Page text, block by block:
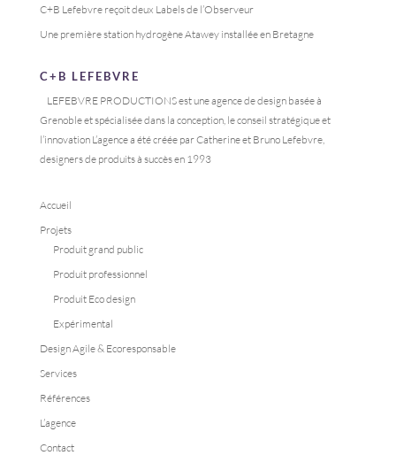
C+B Lefebvre reçoit deux Labels de l’Observeur
Une première station hydrogène Atawey installée en Bretagne
C+B LEFEBVRE
LEFEBVRE PRODUCTIONS est une agence de design basée à
Grenoble et spécialisée dans la conception, le conseil stratégique et
l’innovation L’agence a été créée par Catherine et Bruno Lefebvre,
designers de produits à succès en 1993
Accueil
Projets
Produit grand public
Produit professionnel
Produit Eco design
Expérimental
Design Agile & Ecoresponsable
Services
Références
L’agence
Contact